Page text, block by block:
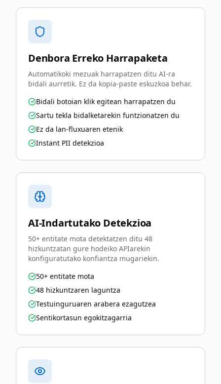
Denbora Erreko Harrapaketa
Automatikoki mezuak harrapatzen ditu AI-ra
bidali aurretik. Ez da kopia-paste eskuzkoa behar.
Bidali botoian klik egitean harrapatzen du
Sartu tekla bidalketarekin funtzionatzen du
Ez da lan-fluxuaren etenik
Instant PII detekzioa
AI-Indartutako Detekzioa
50+ entitate mota detektatzen ditu 48
hizkuntzatan gure hodeiko APIarekin
konfiguratutako konfiantza mugariekin.
50+ entitate mota
48 hizkuntzaren laguntza
Testuinguruaren arabera ezagutzea
Sentikortasun egokitzagarria